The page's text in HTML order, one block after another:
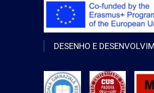
DESENHO E